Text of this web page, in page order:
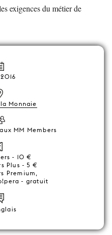
exigences du métier de
Monnaie
MM Members
- 10 €
Plus - 5 €
Premium,
- gratuit